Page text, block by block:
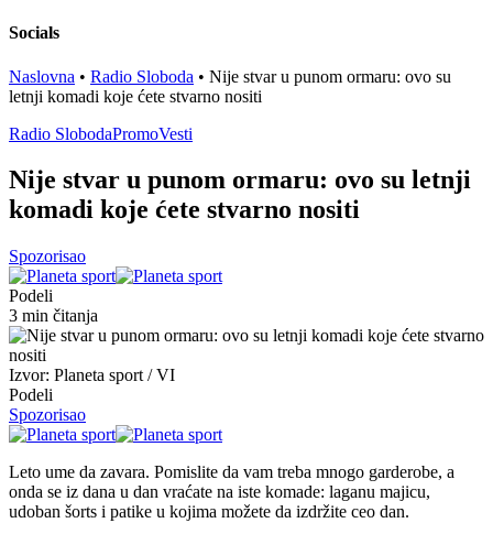
Socials
Naslovna • Radio Sloboda • Nije stvar u punom ormaru: ovo su
letnji komadi koje ćete stvarno nositi
Radio SlobodaPromoVesti
Nije stvar u punom ormaru: ovo su letnji
komadi koje ćete stvarno nositi
Spozorisao
Podeli
3 min čitanja
Izvor: Planeta sport / VI
Podeli
Spozorisao
Leto ume da zavara. Pomislite da vam treba mnogo garderobe, a
onda se iz dana u dan vraćate na iste komade: laganu majicu,
udoban šorts i patike u kojima možete da izdržite ceo dan.